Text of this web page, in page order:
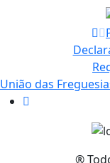
União das
®